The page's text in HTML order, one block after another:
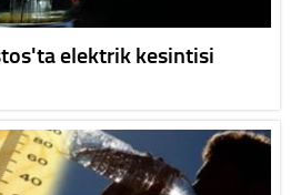
elektrik kesintisi